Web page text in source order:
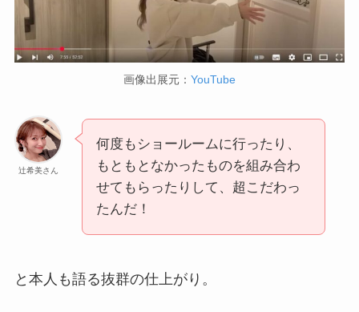
画像出展元： YouTube
辻希美さん
何度もショールームに行ったり、
もともとなかったものを組み合わ
せてもらったりして、超こだわっ
たんだ！
と本人も語る抜群の仕上がり。